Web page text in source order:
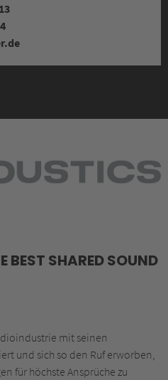
SHARED SOUND
mit seinen
und sich so den Ruf erworben,
für höchste Ansprüche zu